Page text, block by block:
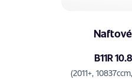
B11R
(2011+,